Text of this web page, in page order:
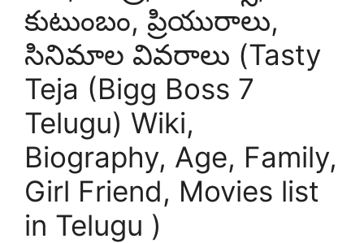
కుటుంబం, ప్రియురాలు,
సినిమాల వివరాలు (Tasty
Teja (Bigg Boss 7
Telugu) Wiki,
Biography, Age, Family,
Girl Friend, Movies list
in Telugu )